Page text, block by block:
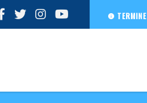
TERMINE